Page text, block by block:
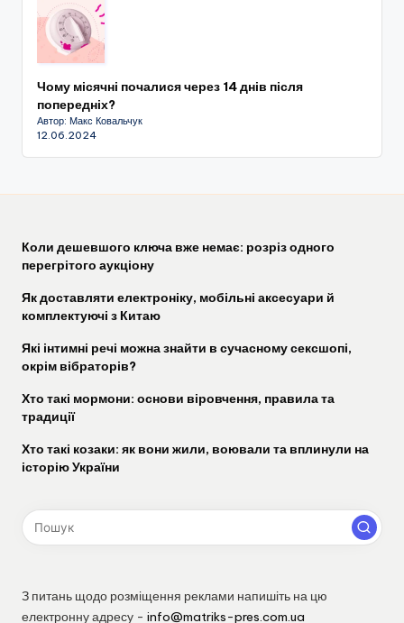
Чому місячні почалися через 14 днів після
попередніх?
Автор: Макс Ковальчук
12.06.2024
Коли дешевшого ключа вже немає: розріз одного
перегрітого аукціону
Як доставляти електроніку, мобільні аксесуари й
комплектуючі з Китаю
Які інтимні речі можна знайти в сучасному сексшопі,
окрім вібраторів?
Хто такі мормони: основи віровчення, правила та
традиції
Хто такі козаки: як вони жили, воювали та вплинули на
історію України
З питань щодо розміщення реклами напишіть на цю
електронну адресу - info@matriks-pres.com.ua